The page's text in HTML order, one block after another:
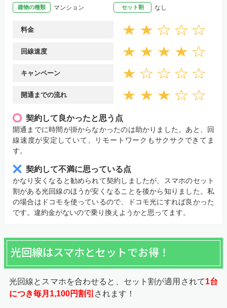
建物の種類 マンション セット割 なし
料金
回線速度
キャンペーン
開通までの流れ
契約して良かったと思う点
開通までに時間が掛からなかったのは助かりました。あと、回
線速度が安定していて、リモートワークもサクサクできてま
す。
契約して不満に思っている点
かなり安くなると勧められて契約しましたが、スマホのセット
割がある光回線のほうが安くなることを後から知りました。私
の場合はドコモを使っているので、ドコモ光にすれば良かった
です。違約金がないので乗り換えようかと思ってます。
光回線はスマホとセットでお得！
光回線とスマホを合わせると、セット割が適用されて1台
につき毎月1,100円割引 されます！